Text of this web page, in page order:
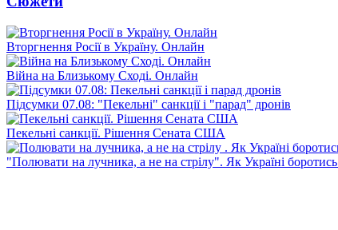
Вторгнення Росії в Україну. Онлайн
Війна на Близькому Сході. Онлайн
Підсумки 07.08: "Пекельні" санкції і "парад" дронів
Пекельні санкції. Рішення Сената США
"Полювати на лучника, а не на стрілу". Як Україні боротись